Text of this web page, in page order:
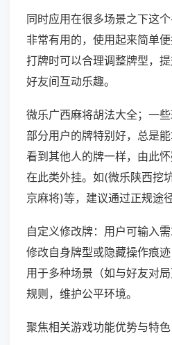
同时应用在很多场景之下这
非常有用的，使用起来简单
打牌时可以合理调整牌型，
好友间互动乐趣。
微乐广西麻将胡法大全；一
部分用户的牌特别好，总是
看到其他人的牌一样，由此
在此类外挂。如(微乐陕西挖
京麻将)等，建议通过正规途
自定义修改牌：用户可输入
修改自身牌型或隐藏操作痕
用于多种场景（如与好友对
规则，维护公平环境。
聚焦相关游戏功能优势与特色